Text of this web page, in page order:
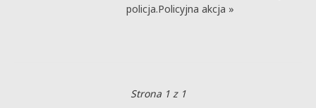
policja.Policyjna akcja »
Strona 1 z 1